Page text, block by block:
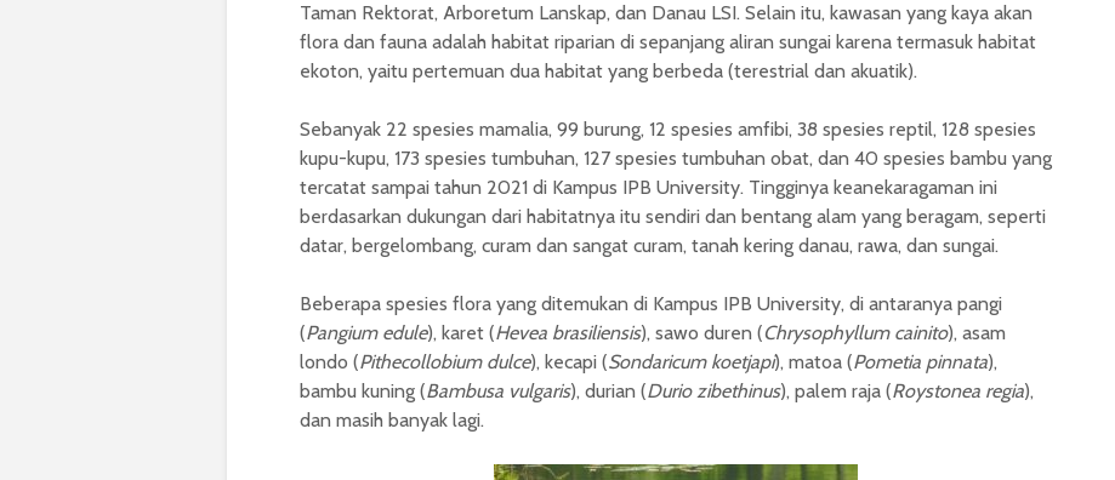
Taman Rektorat, Arboretum Lanskap, dan Danau LSI. Selain itu, kawasan yang kaya akan
flora dan fauna adalah habitat riparian di sepanjang aliran sungai karena termasuk habitat
ekoton, yaitu pertemuan dua habitat yang berbeda (terestrial dan akuatik).
Sebanyak 22 spesies mamalia, 99 burung, 12 spesies amfibi, 38 spesies reptil, 128 spesies
kupu-kupu, 173 spesies tumbuhan, 127 spesies tumbuhan obat, dan 40 spesies bambu yang
tercatat sampai tahun 2021 di Kampus IPB University. Tingginya keanekaragaman ini
berdasarkan dukungan dari habitatnya itu sendiri dan bentang alam yang beragam, seperti
datar, bergelombang, curam dan sangat curam, tanah kering danau, rawa, dan sungai.
Beberapa spesies flora yang ditemukan di Kampus IPB University, di antaranya pangi
(Pangium edule), karet (Hevea brasiliensis), sawo duren (Chrysophyllum cainito), asam
londo (Pithecollobium dulce), kecapi (Sondaricum koetjapi), matoa (Pometia pinnata),
bambu kuning (Bambusa vulgaris), durian (Durio zibethinus), palem raja (Roystonea regia),
dan masih banyak lagi.